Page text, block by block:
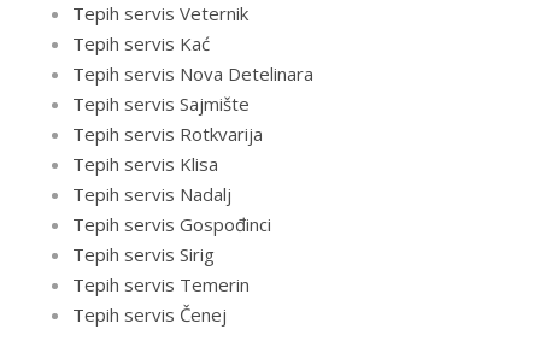
Tepih servis Veternik
Tepih servis Kać
Tepih servis Nova Detelinara
Tepih servis Sajmište
Tepih servis Rotkvarija
Tepih servis Klisa
Tepih servis Nadalj
Tepih servis Gospođinci
Tepih servis Sirig
Tepih servis Temerin
Tepih servis Čenej